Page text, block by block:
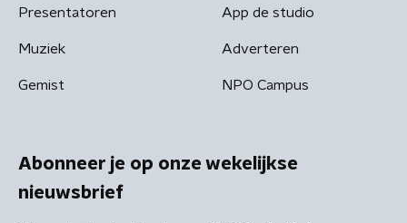
Presentatoren
Muziek
Gemist
App de studio
Adverteren
NPO Campus
Abonneer je op onze wekelijkse
nieuwsbrief